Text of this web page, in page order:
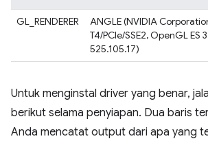
GL_RENDERER
ANGLE (NVIDIA
T4/PCIe/SSE2, OpenGL ES
525.105.17)
Untuk menginstal driver yang benar,
berikut selama penyiapan. Dua baris
Anda mencatat output dari apa yang